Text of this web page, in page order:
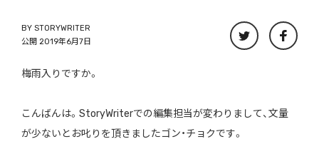
BY STORYWRITER
公開 2019年6月7日
梅雨入りですか。
こんばんは。StoryWriterでの編集担当が変わりまして、文量
が少ないとお叱りを頂きましたゴン・チョクです。